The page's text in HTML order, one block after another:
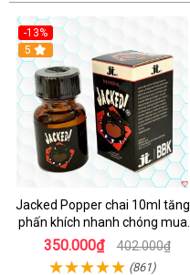
-13%
5
Jacked Popper chai 10ml tăng
phấn khích nhanh chóng mua
ngay
350.000₫ 402.000₫
(861)